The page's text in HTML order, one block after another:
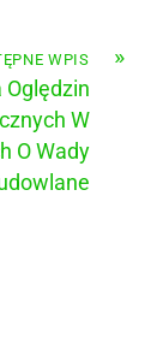
»
WPIS
Oględzin
W
O Wady